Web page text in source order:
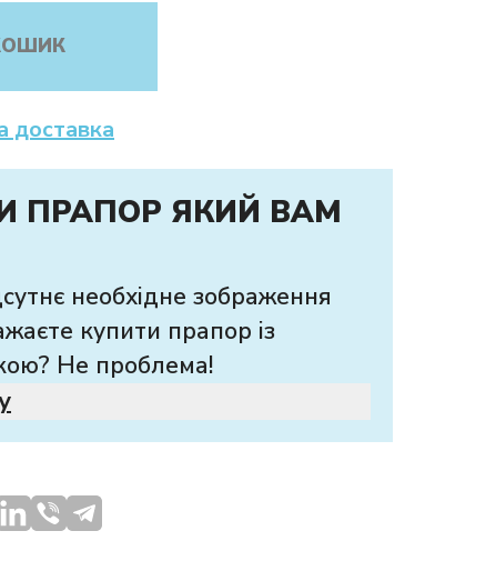
доставка
ПРАПОР ЯКИЙ ВАМ
необхідне зображення
купити прапор із
Не проблема!